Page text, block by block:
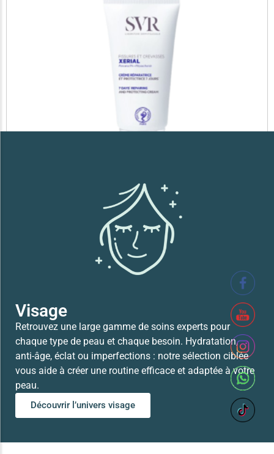
SVR XERIAL FISSURES ET CREVASSES
Visage
Retrouvez une large gamme de soins experts pour
chaque type de peau et chaque besoin. Hydratation,
anti-âge, éclat ou imperfections : notre sélection ciblée
vous aide à créer une routine efficace et adaptée à votre
peau.
Découvrir l’univers visage